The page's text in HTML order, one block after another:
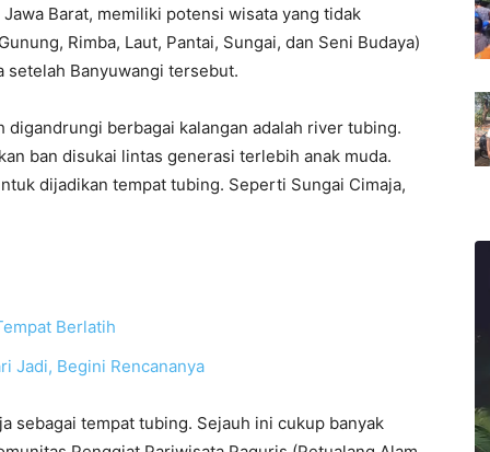
Barat, memiliki potensi wisata yang tidak
Rimba, Laut, Pantai, Sungai, dan Seni Budaya)
setelah Banyuwangi tersebut.
digandrungi berbagai kalangan adalah river tubing.
ban disukai lintas generasi terlebih anak muda.
dijadikan tempat tubing. Seperti Sungai Cimaja,
Berlatih
Jadi, Begini Rencananya
sebagai tempat tubing. Sejauh ini cukup banyak